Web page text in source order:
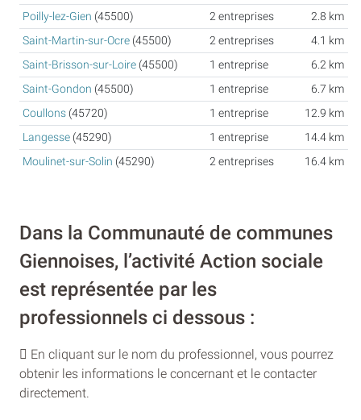
Poilly-lez-Gien (45500) 2 entreprises
2.8 km
Saint-Martin-sur-Ocre (45500) 2 entreprises
4.1 km
Saint-Brisson-sur-Loire (45500) 1 entreprise
6.2 km
Saint-Gondon (45500) 1 entreprise
6.7 km
Coullons (45720) 1 entreprise
12.9 km
Langesse (45290) 1 entreprise
14.4 km
Moulinet-sur-Solin (45290) 2 entreprises 16.4 km
Dans la Communauté de communes
Giennoises, l’activité Action sociale
est représentée par les
professionnels ci dessous :
En cliquant sur le nom du professionnel, vous pourrez
obtenir les informations le concernant et le contacter
directement.